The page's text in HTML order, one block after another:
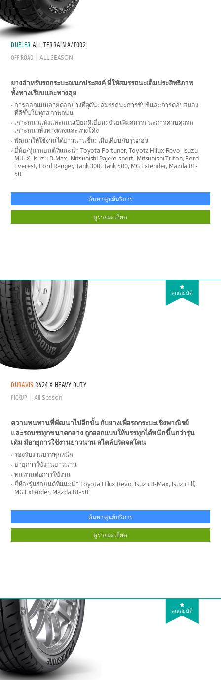
DUELER ALL-TERRAIN A/T002
OFF-ROAD ALL SEASON
ยางสำหรับรถกระบะอเนกประสงค์ ที่ให้สมรรถนะเต็มประสิทธิภาพ
ทั้งทางเรียบและทางลุย
การออกแบบลายดอกยางที่ดุดัน: สมรรถนะการขับขี่และการตอบสนอง
ที่ดีขึ้นในทุกสภาพถนน
เกาะถนนแห้งและถนนเปียกดีเยี่ยม: ช่วยเพิ่มสมรรถนะการควบคุมรถ
เกาะถนนทั้งทางตรงและทางโค้ง
พัฒนาให้ใช้งานได้ยาวนานขึ้น: เมื่อเทียบกับรุ่นก่อน
ยี่ห้อ/รุ่นรถยนต์ที่แนะนำ Toyota Fortuner, Toyota Hilux Revo, Isuzu
MU-X, Isuzu D-Max, Mitsubishi Pajero sport, Mitsubishi Triton, Ford
Everest, Ford Ranger, Tank 300, Tank 500, MG Extender, Mazda BT-
50
ค้นหาศูนย์บริการ
ดูรายละเอียด
คุณสมบัติ
DURAVIS R624 X HEAVY DUTY
PICKUP All Season
ความทนทานที่พัฒนาไปอีกขั้น กับยางเพื่อรถกระบะเชิงพาณิชย์
และรถบรรทุกขนาดกลาง ถูกออกแบบให้บรรทุกได้หนักขึ้นกว่ารุ่น
เดิม มีอายุการใช้งานยาวนาน สไตล์บริดจสโตน
รองรับงานบรรทุกหนัก
อายุการใช้งานยาวนาน
ทนทานต่อการใช้งาน
ยี่ห้อ/รุ่นรถยนต์ที่แนะนำ Toyota Hilux Revo, Isuzu D-Max, Isuzu Elf,
MG Extender, Mazda BT-50
ค้นหาศูนย์บริการ
ดูรายละเอียด
คุณสมบัติ